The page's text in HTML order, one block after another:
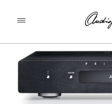
KEZDŐLAP TERMÉKEK
/
PRIMARE I15 MM INTEGRÁLT